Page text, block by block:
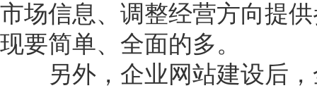
市场信息、调整经营方向提
现要简单、全面的多。
另外，企业网站建设后，